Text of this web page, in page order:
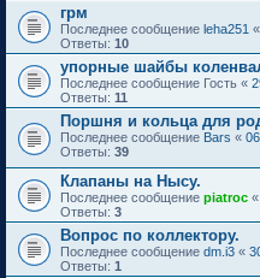
грм
Последнее сообщение leha251 «
Ответы: 10
упорные шайбы
Последнее сообщение Гость «
Ответы: 11
Поршня и кольца для
Последнее сообщение Bars «
Ответы: 39
Клапаны на Нысу.
Последнее сообщение piatroc «
Ответы: 3
Вопрос по коллектору.
Последнее сообщение dm.i3 «
Ответы: 1